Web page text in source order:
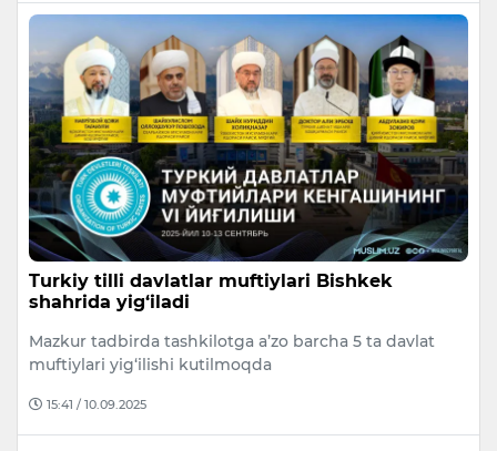
Turkiy tilli davlatlar muftiylari Bishkek
shahrida yig‘iladi
Mazkur tadbirda tashkilotga a’zo barcha 5 ta davlat
muftiylari yig‘ilishi kutilmoqda
15:41 / 10.09.2025